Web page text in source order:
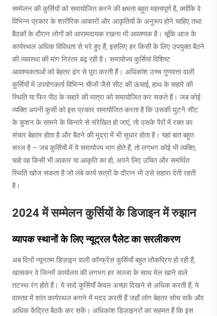
सम्मेलन की कुर्सियों को समायोजित करने की क्षमता बहुत महत्वपूर्ण है, क्योंकि वे
विभिन्न प्रकार के शारीरिक आकारों और आकृतियों के अनुरूप होने चाहिए तथा
बैठकों के दौरान लोगों को आरामदायक रखना भी आवश्यक है। चूंकि आज के
कार्यस्थल अधिक विविधता से भरे हुए हैं, इसलिए हर किसी के लिए उपयुक्त बैठने
की व्यवस्था की मांग निरंतर बढ़ रही है। समायोज्य कुर्सियां विशिष्ट
आवश्यकताओं को बेहतर ढंग से पूरा करती हैं। अधिकांश उच्च गुणवत्ता वाली
कुर्सियों में उपयोगकर्ता विभिन्न चीजों जैसे सीट की ऊंचाई, हाथ के सहारे की
स्थिति या फिर पीठ के सहारे की मात्रा को समायोजित कर सकते हैं। जब कोई
व्यक्ति अपनी कुर्सी को इस प्रकार समायोजित करता है कि उसकी घुटने सीट
के कुशन के सामने के किनारे से संरेखित हो जाएं, तो उसके पैरों में रक्त का
संचार बेहतर होता है और बैठने की मुद्रा में भी सुधार होता है। यहां बात बहुत
सरल है – जब कुर्सियों में ये समायोज्य भाग होते हैं, तो लगभग कोई भी व्यक्ति,
चाहे वह किसी भी आकार या आकृति का हो, अपने लिए उचित और समर्थित
स्थिति खोज सकता है जो लंबे कार्य सत्रों के दौरान भी उसे सहारा देती रहती
है।
2024 में सम्मेलन कुर्सियों के डिजाइन में रुझान
व्यापक स्थानों के लिए न्यूट्रल पैलेट का सरलीकरण
अब दिनों न्यूनतम डिज़ाइन वाली कॉन्फ्रेंस कुर्सियाँ बहुत लोकप्रिय हो रही हैं,
खासकर वे जिनमें कार्यालय की लगभग हर सज्जा के साथ मेल खाने वाले
तटस्थ रंग होते हैं। ये सादे कुर्सियाँ केवल अच्छा दिखने से अधिक करती हैं, ये
वास्तव में शांत कार्यस्थल बनाने में मदद करती हैं जहाँ लोग बेहतर सोच सकें और
अधिक केंद्रित बैठकें कर सकें। अधिकांश डिज़ाइनरों का सहमत हैं कि इस